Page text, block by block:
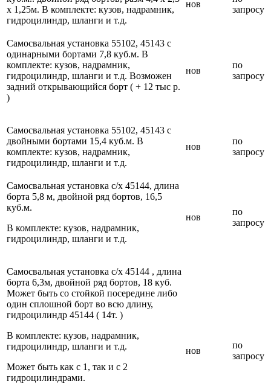
х 1,25м. В комплекте: кузов, надрамник,
гидроцилиндр, шланги и т.д.
нов
запросу
Самосвальная установка 55102, 45143 с
одинарными бортами 7,8 куб.м. В
комплекте: кузов, надрамник,
гидроцилиндр, шланги и т.д. Возможен
задний открывающийся борт ( + 12 тыс р.
)
нов
по
запросу
Самосвальная установка 55102, 45143 с
двойными бортами 15,4 куб.м. В
комплекте: кузов, надрамник,
гидроцилиндр, шланги и т.д.
нов
по
запросу
Самосвальная установка с/х 45144, длина
борта 5,8 м, двойной ряд бортов, 16,5
куб.м.
В комплекте: кузов, надрамник,
гидроцилиндр, шланги и т.д.
нов
по
запросу
Самосвальная установка с/х 45144 , длина
борта 6,3м, двойной ряд бортов, 18 куб.
Может быть со стойкой посередине либо
один сплошной борт во всю длину,
гидроцилиндр 45144 ( 14т. )
В комплекте: кузов, надрамник,
гидроцилиндр, шланги и т.д.
Может быть как с 1, так и с 2
гидроцилиндрами.
нов
по
запросу